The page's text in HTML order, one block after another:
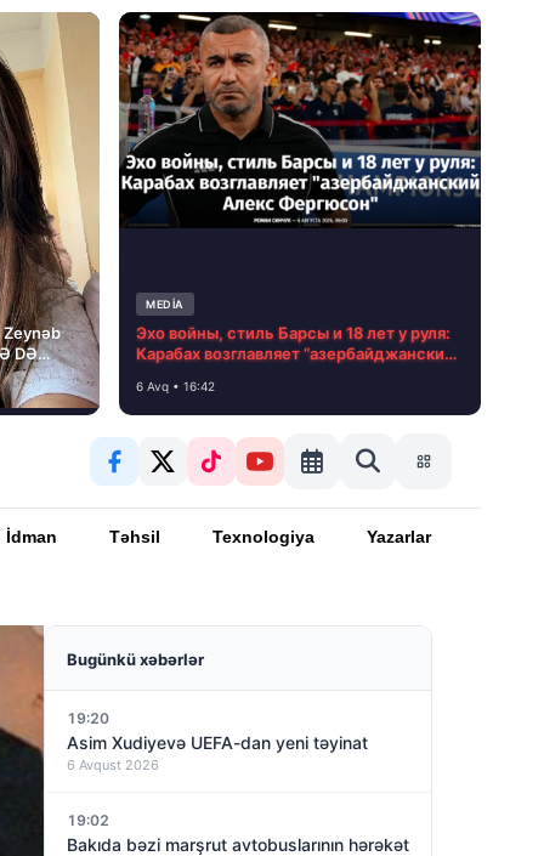
DƏ
MEDİA
Эхо войны, стиль Барсы и 18 лет у руля:
Карабах возглавляет “азербайджанский
6 Avq • 16:42
İdman Təhsil Texnologiya Yazarlar
Bugünkü xəbərlər
19:20
Asim Xudiyevə UEFA-dan yeni təyinat
6 Avqust 2026
19:02
Bakıda bəzi marşrut avtobuslarının hərəkət